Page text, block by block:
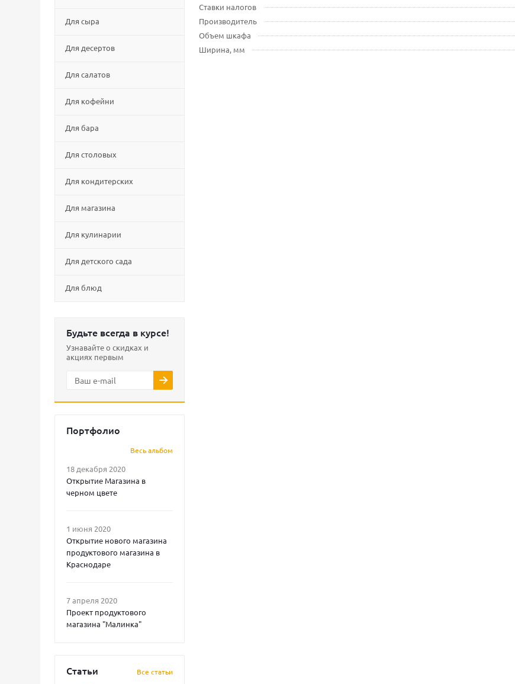
Для сыра
Для десертов
Для салатов
Для кофейни
Для бара
Для столовых
Для кондитерских
Для магазина
Для кулинарии
Для детского сада
Для блюд
Будьте всегда в курсе!
Узнавайте о скидках и
акциях первым
Портфолио
Весь альбом
18 декабря 2020
Открытие Магазина в
черном цвете
1 июня 2020
Открытие нового магазина
продуктового магазина в
Краснодаре
7 апреля 2020
Проект продуктового
магазина "Малинка"
Статьи Все статьи
Ставки налогов
Производитель
Объем шкафа
Ширина, мм